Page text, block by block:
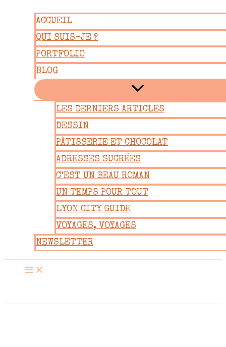
contenu
ACCUEIL
QUI SUIS-JE ?
PORTFOLIO
BLOG
LES DERNIERS ARTICLES
DESSIN
PÂTISSERIE ET CHOCOLAT
ADRESSES SUCRÉES
C’EST UN BEAU ROMAN
UN TEMPS POUR TOUT
LYON CITY GUIDE
VOYAGES, VOYAGES
NEWSLETTER